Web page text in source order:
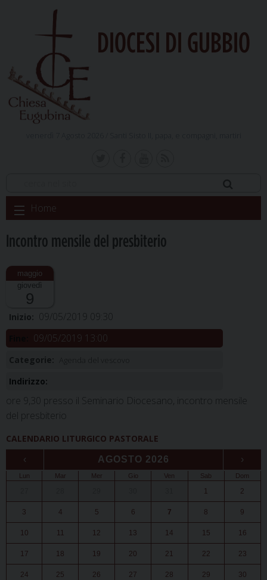
DIOCESI DI GUBBIO
Skip
to
Home
Incontro mensile del presbiterio
giovedì
9
Inizio: 09/05/2019 09:30
09/05/2019 13:00
Categorie:
Indirizzo:
ore 9,30 presso il Seminario Diocesano, incontro mensile
del presbiterio
CALENDARIO LITURGICO PASTORALE
‹ AGOSTO 2026 ›
Lun Mar Mer Gio Ven Sab Dom
1 2
3 4 5 6 7 8 9
10 11 12 13 14 15 16
17 18 19 20 21 22 23
24 25 26 27 28 29 30